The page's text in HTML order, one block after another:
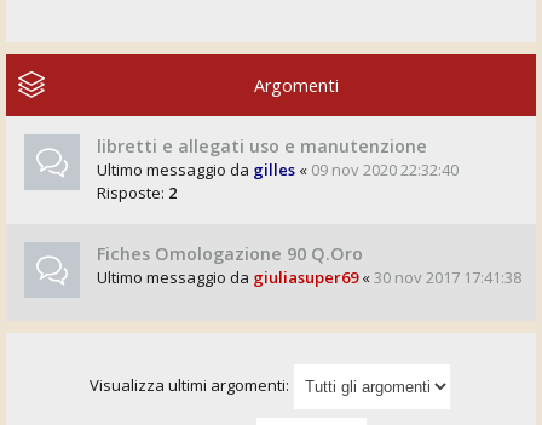
Argomenti
libretti e allegati uso e manutenzione
Ultimo messaggio da gilles « 09 nov 2020 22:32:40
Risposte: 2
Fiches Omologazione 90 Q.Oro
Ultimo messaggio da giuliasuper69«30 nov 2017 17:41:38
Visualizza ultimi argomenti: